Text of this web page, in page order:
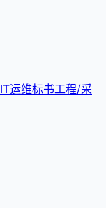
IT运维标书工程/采